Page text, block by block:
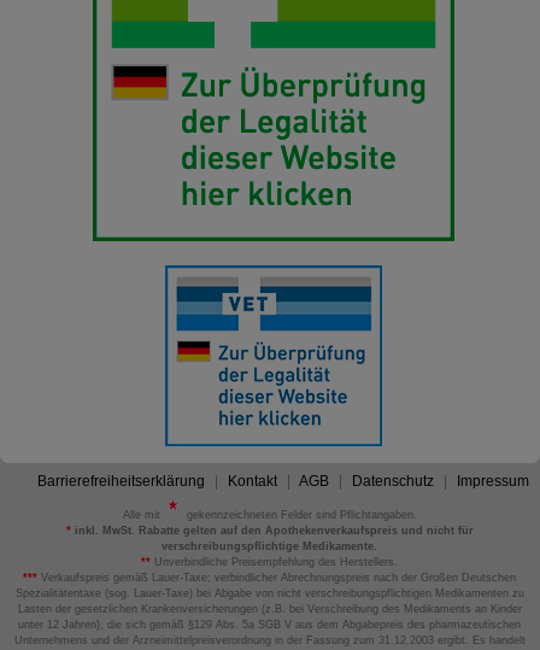
Barrierefreiheitserklärung Kontakt AGB Datenschutz Impressum
Alle mit
gekennzeichneten Felder sind Pflichtangaben.
*inkl. MwSt. Rabatte gelten auf den Apothekenverkaufspreis und nicht für
verschreibungspflichtige Medikamente.
** Unverbindliche Preisempfehlung des Herstellers.
*** Verkaufspreis gemäß Lauer-Taxe; verbindlicher Abrechnungspreis nach der Großen Deutschen
Spezialitätentaxe (sog. Lauer-Taxe) bei Abgabe von nicht verschreibungspflichtigen Medikamenten zu
Lasten der gesetzlichen Krankenversicherungen (z.B. bei Verschreibung des Medikaments an Kinder
unter 12 Jahren), die sich gemäß §129 Abs. 5a SGB V aus dem Abgabepreis des pharmazeutischen
Unternehmens und der Arzneimittelpreisverordnung in der Fassung zum 31.12.2003 ergibt. Es handelt